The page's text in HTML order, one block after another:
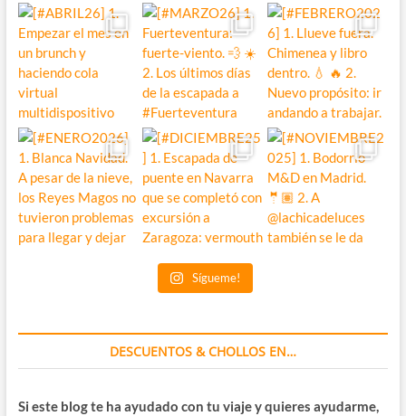
Sígueme!
DESCUENTOS & CHOLLOS EN…
Si este blog te ha ayudado con tu viaje y quieres ayudarme,